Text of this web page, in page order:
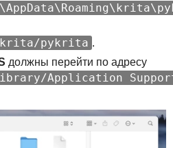
pykrita .
должны перейти по адресу
Application